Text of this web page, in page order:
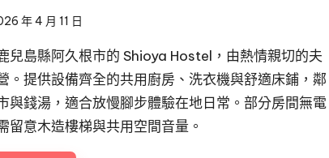
年 4 月 11 日
兒島縣阿久根市的 Shioya Hostel，由熱情親切的夫
。提供設備齊全的共用廚房、洗衣機與舒適床鋪，鄰
與錢湯，適合放慢腳步體驗在地日常。部分房間無電
留意木造樓梯與共用空間音量。